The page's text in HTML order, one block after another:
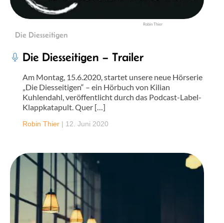
Robin Thier
Die Diesseitigen
Die Diesseitigen – Trailer
Am Montag, 15.6.2020, startet unsere neue Hörserie
„Die Diesseitigen“ – ein Hörbuch von Kilian
Kuhlendahl, veröffentlicht durch das Podcast-Label-
Klappkatapult. Quer […]
Robin Thier | 12. Juni 2020